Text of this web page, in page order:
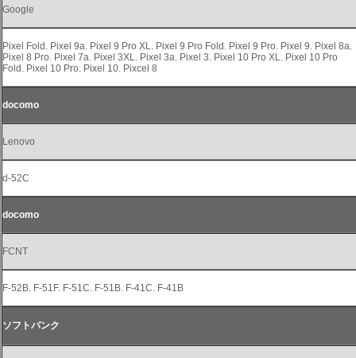
Google
Pixel Fold. Pixel 9a. Pixel 9 Pro XL. Pixel 9 Pro Fold. Pixel 9 Pro. Pixel 9. Pixel 8a.
Pixel 8 Pro. Pixel 7a. Pixel 3XL. Pixel 3a. Pixel 3. Pixel 10 Pro XL. Pixel 10 Pro
Fold. Pixel 10 Pro. Pixel 10. Pixcel 8
docomo
Lenovo
d-52C
docomo
FCNT
F-52B. F-51F. F-51C. F-51B. F-41C. F-41B
ソフトバンク